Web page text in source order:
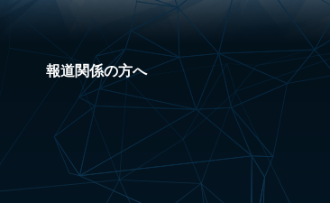
報道関係の方へ